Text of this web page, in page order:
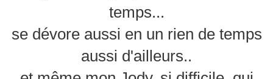
temps...
se dévore aussi en un rien de temps
aussi d'ailleurs..